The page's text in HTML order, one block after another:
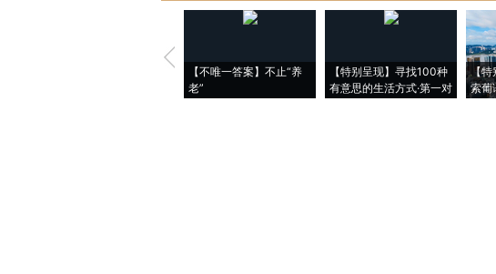
【不唯一答案】不止“养
老”
【特别呈现】寻找100种
有意思的生活方式·第一对
【特
索葡